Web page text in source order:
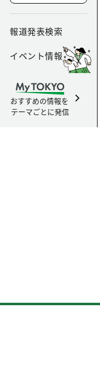
報道発表検索
イベント情報
おすすめの情報を
テーマごとに発信